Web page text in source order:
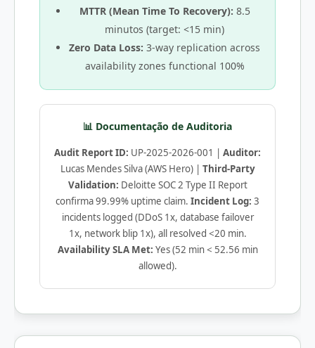
MTTR (Mean Time To Recovery): 8.5
minutos (target: <15 min)
Zero Data Loss: 3-way replication across
availability zones functional 100%
📊 Documentação de Auditoria
Audit Report ID: UP-2025-2026-001 | Auditor:
Lucas Mendes Silva (AWS Hero) | Third-Party
Validation: Deloitte SOC 2 Type II Report
confirma 99.99% uptime claim. Incident Log: 3
incidents logged (DDoS 1x, database failover
1x, network blip 1x), all resolved <20 min.
Availability SLA Met: Yes (52 min < 52.56 min
allowed).